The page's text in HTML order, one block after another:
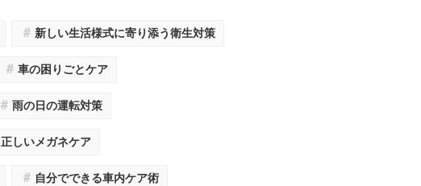
＃ 新しい生活様式に寄り添う衛生対策
＃ 車の困りごとケア
＃ 雨の日の運転対策
正しいメガネケア
＃ 自分でできる車内ケア術